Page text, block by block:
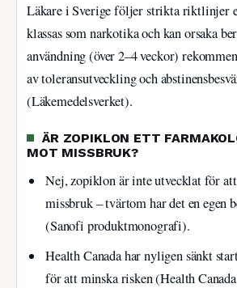
Läkare i Sverige följer strikta riktlinjer
klassas som narkotika och kan orsaka
användning (över 2–4 veckor)
av toleransutveckling och
(Läkemedelsverket).
ÄR ZOPIKLON ETT
MOT MISSBRUK?
Nej, zopiklon är inte utvecklat för
missbruk – tvärtom har det en egen
(Sanofi produktmonografi).
Health Canada har nyligen sänkt
för att minska risken (Health